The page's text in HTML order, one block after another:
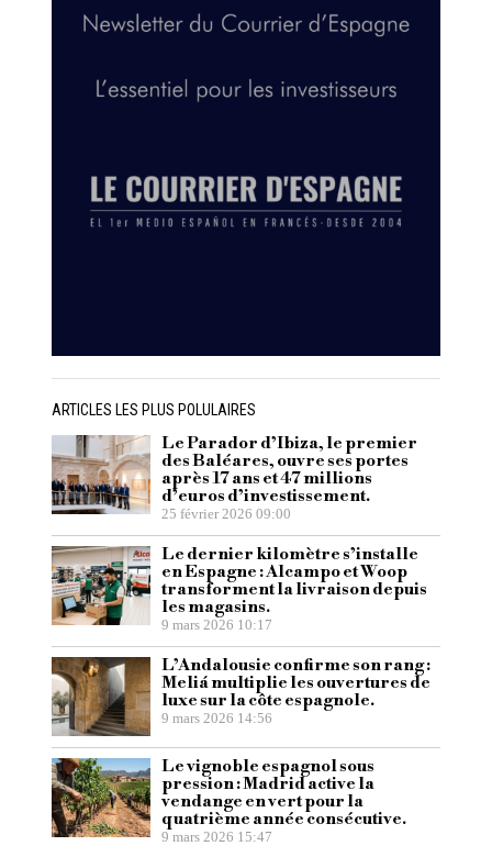
ARTICLES LES PLUS POLULAIRES
Le Parador d’Ibiza, le premier
des Baléares, ouvre ses portes
après 17 ans et 47 millions
d’euros d’investissement.
25 février 2026 09:00
Le dernier kilomètre s’installe
en Espagne : Alcampo et Woop
transforment la livraison depuis
les magasins.
9 mars 2026 10:17
L’Andalousie confirme son rang :
Meliá multiplie les ouvertures de
luxe sur la côte espagnole.
9 mars 2026 14:56
Le vignoble espagnol sous
pression : Madrid active la
vendange en vert pour la
quatrième année consécutive.
9 mars 2026 15:47